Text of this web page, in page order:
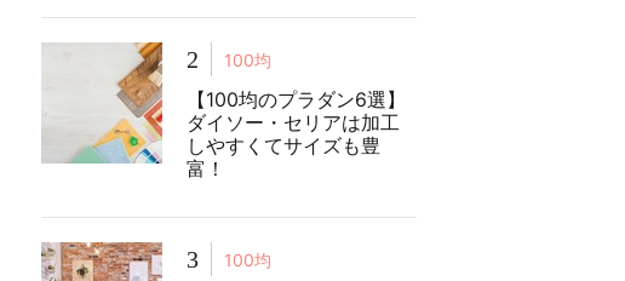
2 100均
【100均のプラダン6選】
ダイソー・セリアは加工
しやすくてサイズも豊
富！
3 100均